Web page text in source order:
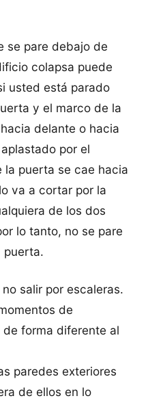
se pare debajo de
colapsa puede
usted está parado
y el marco de la
delante o hacia
por el
la puerta se cae hacia
va a cortar por la
de los dos
lo tanto, no se pare
puerta.
salir por escaleras.
de
forma diferente al
paredes exteriores
de ellos en lo